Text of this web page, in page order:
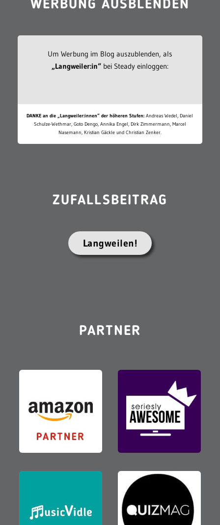
WERBUNG AUSBLENDEN
Um Werbung im Blog auszublenden, als
„Langweiler:in“bei Steady einloggen:
DANKE an die „Langweiler:innen“ der höheren Stufen: Andreas Wedel, Daniel
Schulze-Wethmar, Goto Dengo, Annika Engel, Dirk Zimmermann, Marcel
Nasemann, Kristian Gäckle und Christian Zenker.
ZUFALLSBEITRAG
Langweilen!
PARTNER